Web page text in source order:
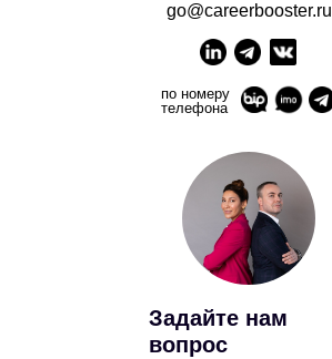
go@careerbooster.ru
Задайте нам
вопрос
по номеру
телефона